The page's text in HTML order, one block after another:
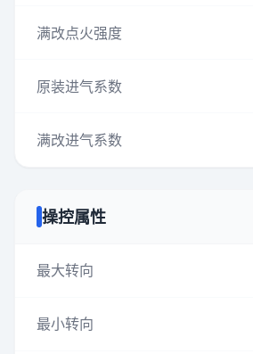
满改点火强度
原装进气系数
满改进气系数
操控属性
最大转向
最小转向